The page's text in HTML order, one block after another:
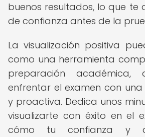
buenos resultados, lo que te
de confianza antes de la
La visualización positiva
como una herramienta
preparación académica,
enfrentar el examen con
y proactiva. Dedica unos
visualizarte con éxito en el
cómo tu confianza y